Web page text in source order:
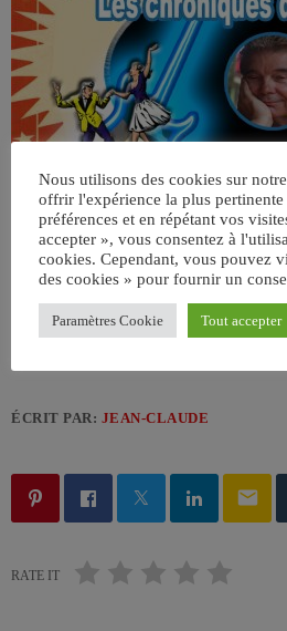
ÉCRIT PAR: JEAN-CLAUDE
email
RATE IT
Nous utilisons des cookies sur
offrir l'expérience la plus
préférences et en répétant vos
accepter », vous consentez à
cookies. Cependant, vous pouvez
des cookies » pour fournir un
Paramètres Cookie Tout accepter